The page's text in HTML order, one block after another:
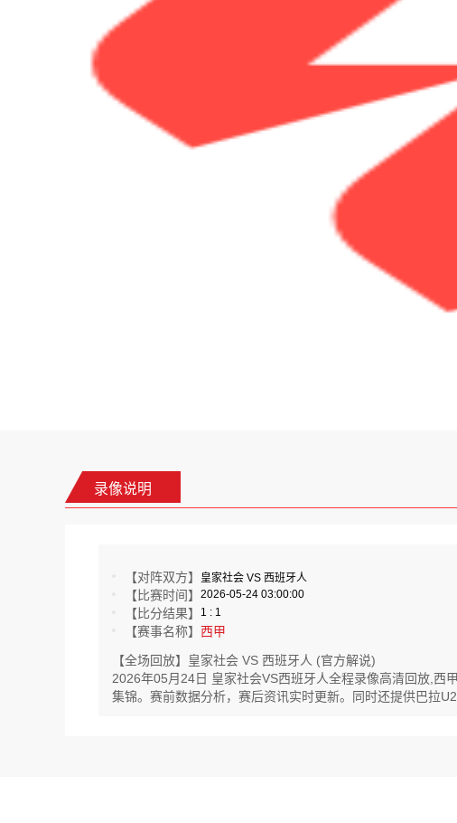
录像说明
【对阵双方】 皇家社会 VS 西班牙人
【比赛时间】 2026-05-24 03:00:00
【比分结果】 1 : 1
【赛事名称】 西甲
【全场回放】皇家社会 VS 西班牙人 (官方解说)
2026年05月24日 皇家社会VS西班牙人全程录像高清回放,西
集锦。赛前数据分析，赛后资讯实时更新。同时还提供巴拉